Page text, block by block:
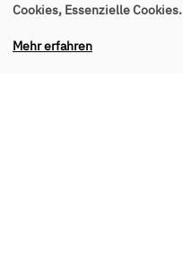
Cookies, Essenzielle Cookies.
Mehr erfahren